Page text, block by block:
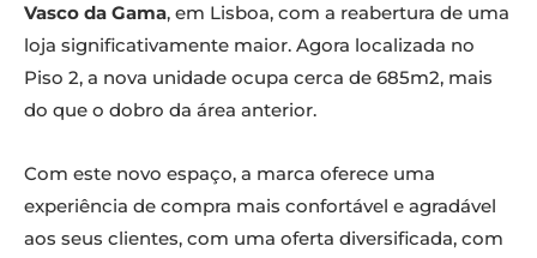
Vasco da Gama, em Lisboa, com a reabertura de uma
loja significativamente maior. Agora localizada no
Piso 2, a nova unidade ocupa cerca de 685m2, mais
do que o dobro da área anterior.
Com este novo espaço, a marca oferece uma
experiência de compra mais confortável e agradável
aos seus clientes, com uma oferta diversificada, com